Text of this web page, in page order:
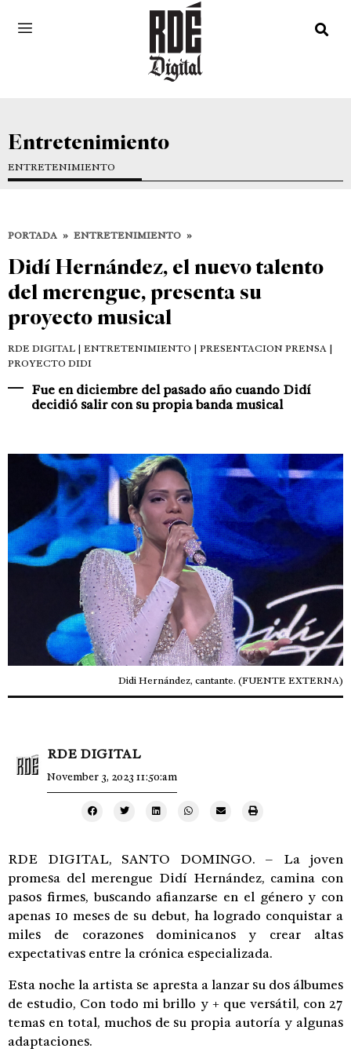
Entretenimiento
ENTRETENIMIENTO
PORTADA » ENTRETENIMIENTO »
Didí Hernández, el nuevo talento
del merengue, presenta su
proyecto musical
RDE DIGITAL | ENTRETENIMIENTO | PRESENTACION PRENSA |
PROYECTO DIDI
Fue en diciembre del pasado año cuando Didí
decidió salir con su propia banda musical
Didi Hernández, cantante. (FUENTE EXTERNA)
RDE DIGITAL
November 3, 2023 11:50:am
RDE DIGITAL, SANTO DOMINGO. – La joven
promesa del merengue Didí Hernández, camina con
pasos firmes, buscando afianzarse en el género y con
apenas 10 meses de su debut, ha logrado conquistar a
miles de corazones dominicanos y crear altas
expectativas entre la crónica especializada.
Esta noche la artista se apresta a lanzar su dos álbumes
de estudio, Con todo mi brillo y + que versátil, con 27
temas en total, muchos de su propia autoría y algunas
adaptaciones.